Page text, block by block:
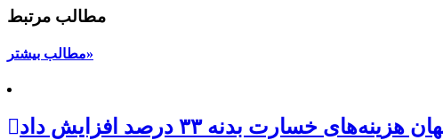
مطالب مرتبط
مطالب بیشتر»
خسارت بدنه ۳۳ درصد افزایش داد